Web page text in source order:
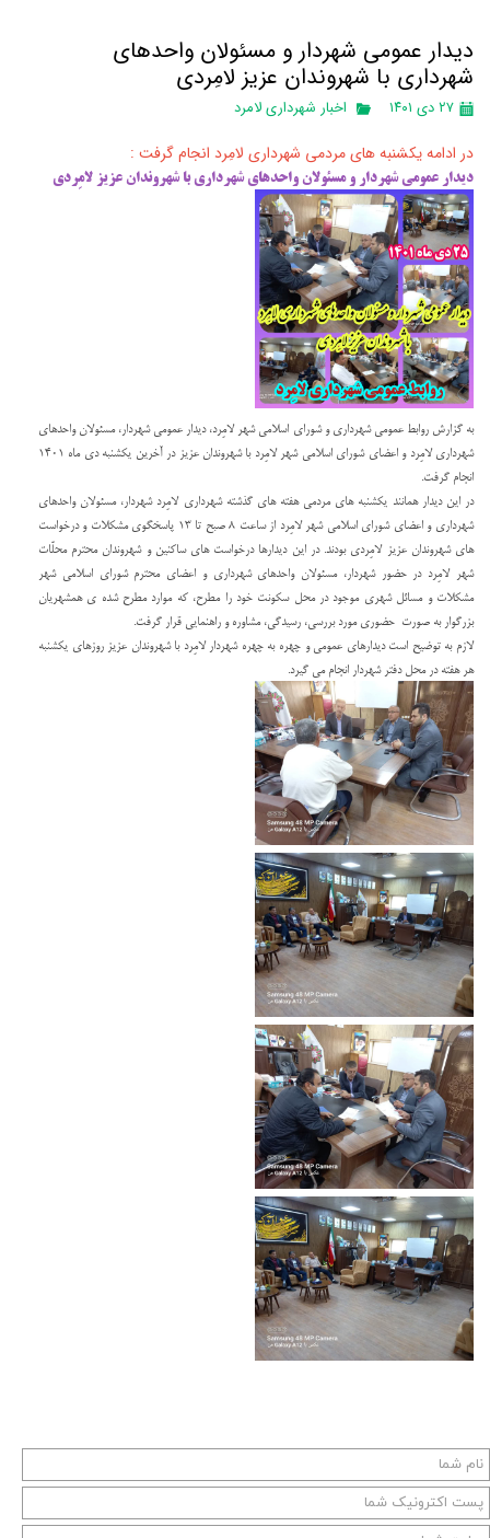
دیدار عمومی شهردار و مسئولان واحدهای
شهرداری با شهروندان عزیز لامِردی
۲۷ دی ۱۴۰۱ اخبار شهرداری لامرد
در ادامه یکشنبه های مردمی شهرداری لامِرد انجام گرفت :
دیدار عمومی شهردار و مسئولان واحدهای شهرداری با شهروندان عزیز لامِردی
به گزارش روابط عمومی شهرداری و شورای اسلامی شهر لامِرد، دیدار عمومی شهردار، مسئولان واحدهای
شهرداری لامِرد و اعضای شورای اسلامی شهر لامِرد با شهروندان عزیز در آخرین یکشنبه دی ماه 1401
انجام گرفت.
در این دیدار همانند یکشنبه های مردمی هفته های گذشته شهرداری لامِرد شهردار، مسئولان واحدهای
شهرداری و اعضای شورای اسلامی شهر لامِرد از ساعت ٨ صبح تا ۱۳ پاسخگوی مشکلات و درخواست
های شهروندان عزیز لامِردی بودند. در این دیدارها درخواست های ساکنین و شهروندان محترم محلّات
شهر لامِرد در حضور شهردار، مسئولان واحدهای شهرداری و اعضای محترم شورای اسلامی شهر
مشکلات و مسائل شهری موجود در محل سکونت خود را مطرح، که موارد مطرح شده ی همشهریان
بزرگوار به صورت حضوری مورد بررسی، رسیدگی، مشاوره و راهنمایی قرار گرفت.
لازم به توضیح است دیدارهای عمومی و چهره به چهره شهردار لامِرد با شهروندان عزیز روزهای یکشنبه
هر هفته در محل دفتر شهردار انجام می گیرد.